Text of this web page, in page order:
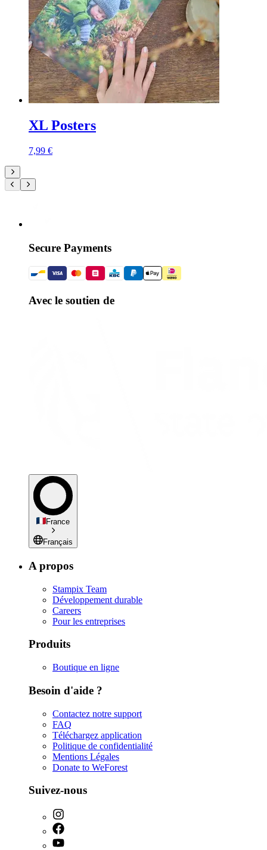
XL Posters
7,99 €
Secure Payments
Avec le soutien de
France
Français
A propos
Stampix Team
Développement durable
Careers
Pour les entreprises
Produits
Boutique en ligne
Besoin d'aide ?
Contactez notre support
FAQ
Téléchargez application
Politique de confidentialité
Mentions Légales
Donate to WeForest
Suivez-nous